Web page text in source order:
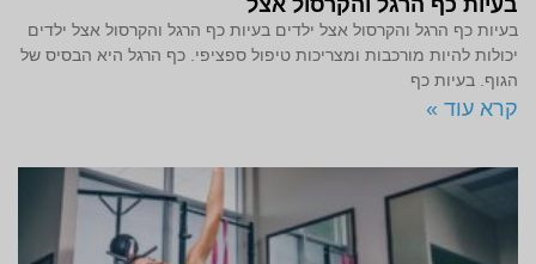
בעיות כף הרגל והקרסול אצל ילדים בעיות כף הרגל והקרסול אצל ילדים
יכולות להיות מורכבות ומצריכות טיפול ספציפי. כף הרגל היא הבסיס של
הגוף. בעיות כף
קרא עוד »